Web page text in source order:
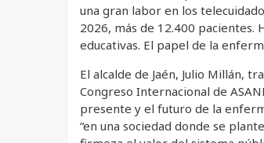
una gran labor en los
2026, más de 12.400
educativas. El papel de la
El alcalde de Jaén, Julio Millán,
Congreso Internacional de
presente y el futuro de la
“en una sociedad donde se